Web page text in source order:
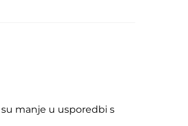
manje u usporedbi s